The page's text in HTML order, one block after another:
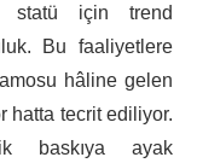
statü için trend
Bu faaliyetlere
hâline gelen
hatta tecrit ediliyor.
baskıya ayak